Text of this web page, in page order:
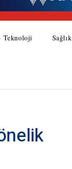
Teknoloji Sağlık